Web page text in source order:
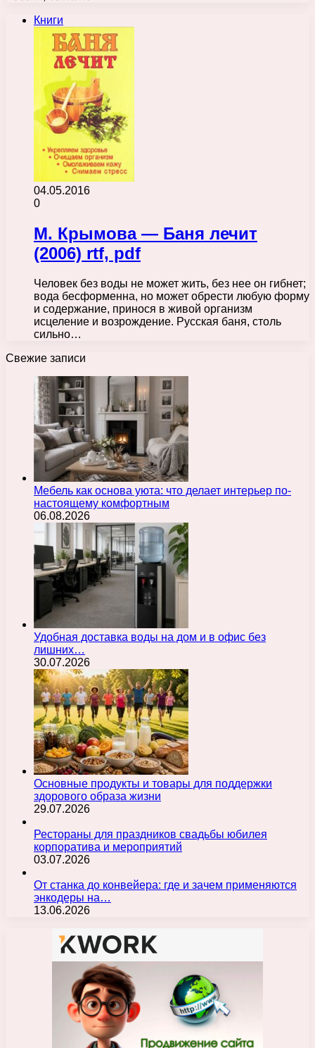
Книги
04.05.2016
0
М. Крымова — Баня лечит
(2006) rtf, pdf
Человек без воды не может жить, без нее он гибнет;
вода бесформенна, но может обрести любую форму
и содержание, принося в живой организм
исцеление и возрождение. Русская баня, столь
сильно…
Свежие записи
Мебель как основа уюта: что делает интерьер по-
настоящему комфортным
06.08.2026
Удобная доставка воды на дом и в офис без
лишних…
30.07.2026
Основные продукты и товары для поддержки
здорового образа жизни
29.07.2026
Рестораны для праздников свадьбы юбилея
корпоратива и мероприятий
03.07.2026
От станка до конвейера: где и зачем применяются
энкодеры на…
13.06.2026